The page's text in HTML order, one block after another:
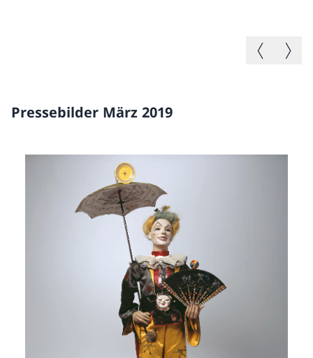
Vorheriges
Pressebilder März 2019